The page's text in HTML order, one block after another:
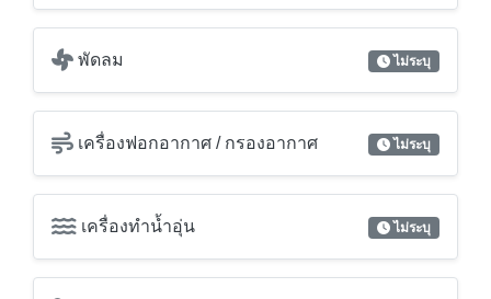
พัดลม ไม่ระบุ
เครื่องฟอกอากาศ / กรองอากาศ ไม่ระบุ
เครื่องทำน้ำอุ่น ไม่ระบุ